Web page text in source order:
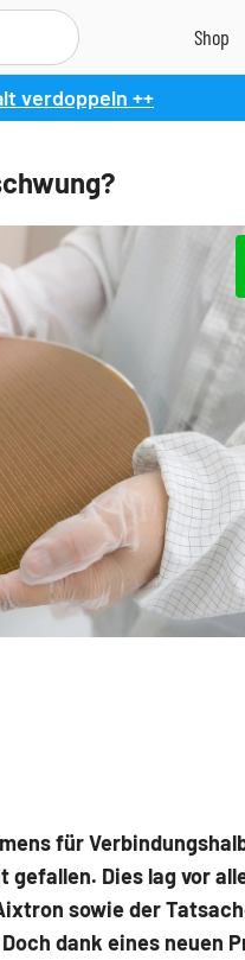
verdoppeln ++
für
Dies lag vor
sowie der
dank eines neuen